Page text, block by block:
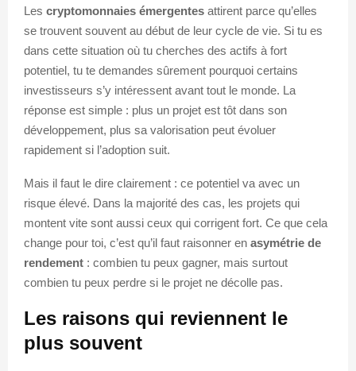
Les cryptomonnaies émergentes attirent parce qu’elles
se trouvent souvent au début de leur cycle de vie. Si tu es
dans cette situation où tu cherches des actifs à fort
potentiel, tu te demandes sûrement pourquoi certains
investisseurs s’y intéressent avant tout le monde. La
réponse est simple : plus un projet est tôt dans son
développement, plus sa valorisation peut évoluer
rapidement si l’adoption suit.
Mais il faut le dire clairement : ce potentiel va avec un
risque élevé. Dans la majorité des cas, les projets qui
montent vite sont aussi ceux qui corrigent fort. Ce que cela
change pour toi, c’est qu’il faut raisonner en asymétrie de
rendement : combien tu peux gagner, mais surtout
combien tu peux perdre si le projet ne décolle pas.
Les raisons qui reviennent le
plus souvent